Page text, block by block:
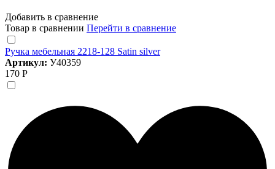
Добавить в сравнение
Товар в сравнении Перейти в сравнение
Ручка мебельная 2218-128 Satin silver
Артикул: У40359
170 Р